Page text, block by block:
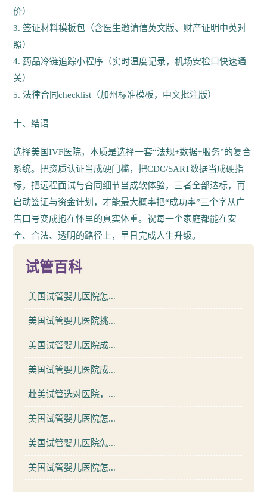
价）
3. 签证材料模板包（含医生邀请信英文版、财产证明中英对
照）
4. 药品冷链追踪小程序（实时温度记录，机场安检口快速通
关）
5. 法律合同checklist（加州标准模板，中文批注版）
十、结语
选择美国IVF医院，本质是选择一套“法规+数据+服务”的复合
系统。把资质认证当成硬门槛，把CDC/SART数据当成硬指
标，把远程面试与合同细节当成软体验，三者全部达标，再
启动签证与资金计划，才能最大概率把“成功率”三个字从广
告口号变成抱在怀里的真实体重。祝每一个家庭都能在安
全、合法、透明的路径上，早日完成人生升级。
试管百科
美国试管婴儿医院怎...
美国试管婴儿医院挑...
美国试管婴儿医院成...
美国试管婴儿医院成...
赴美试管选对医院，...
美国试管婴儿医院怎...
美国试管婴儿医院怎...
美国试管婴儿医院怎...